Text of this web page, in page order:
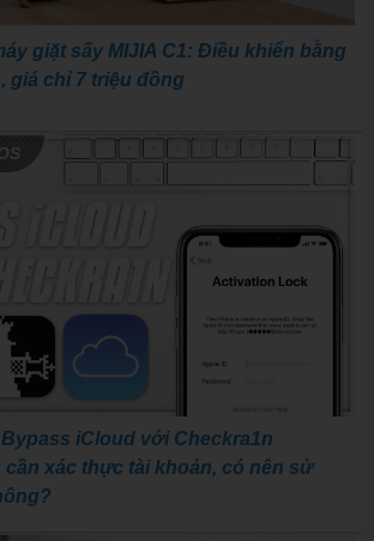
giặt sấy MIJIA C1: Điều khiển bằng
giá chỉ 7 triệu đồng
iCloud với Checkra1n
cần xác thực tài khoản, có nên sử